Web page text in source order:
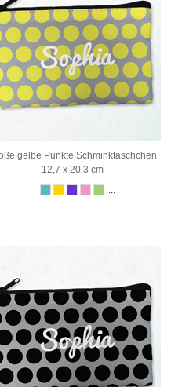
gelbe Punkte Schminktäschchen
12,7 x 20,3 cm
...